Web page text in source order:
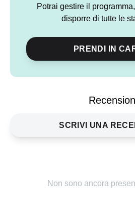
Potrai gestire il
disporre di tutte le
PRENDI IN
SCRIVI UNA
Non sono ancora